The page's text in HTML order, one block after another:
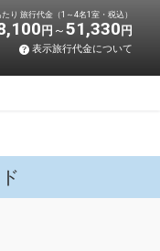
り 旅行代金（1～4名1室・税込）
円 51,330 円
表示旅行代金について